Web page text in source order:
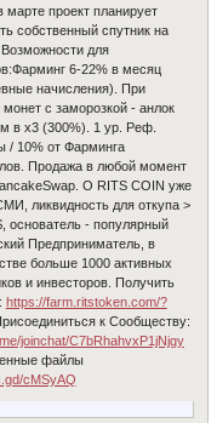
марте проект планирует
собственный спутник на
для
6-22% в месяц
начисления). При
монет с заморозкой - анлок
в х3 (300%). 1 ур. Реф.
/ 10% от Фарминга
Продажа в любой момент
О RITS COIN уже
ликвидность для откупа >
основатель - популярный
Предприниматель, в
больше 1000 активных
и инвесторов. Получить
https://farm.ritstoken.com/?
к Сообществу:
joinchat/C7bRhahvxP1jNjgy
файлы
cMSyAQ